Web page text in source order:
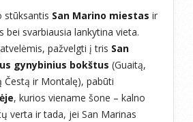
stūksantis San Marino miestas ir
bei svarbiausia lankytina vieta.
pažvelgti į tris San
gynybinius bokštus (Guaitą,
Čestą ir Montalę), pabūti
, kurios viename šone – kalno
verta ir tada, jei San Marinas